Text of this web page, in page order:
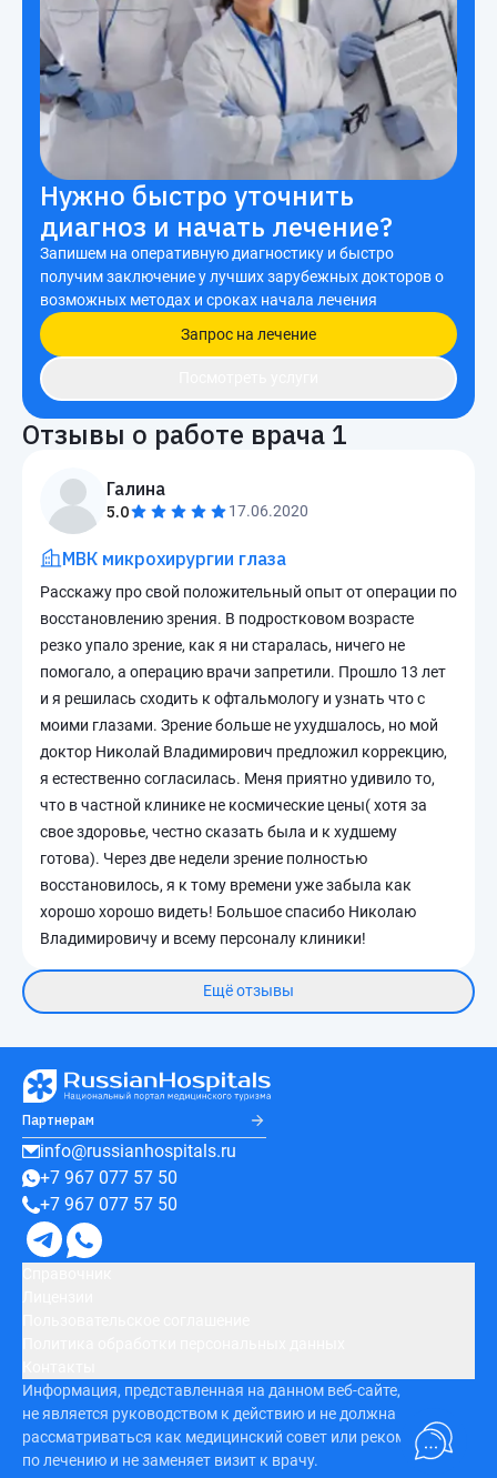
Нужно быстро уточнить
диагноз и начать лечение?
Запишем на оперативную диагностику и быстро
получим заключение у лучших зарубежных докторов о
возможных методах и сроках начала лечения
Запрос на лечение
Отзывы о работе врача 1
Галина
5.0 17.06.2020
МВК микрохирургии глаза
Расскажу про свой положительный опыт от операции по
восстановлению зрения. В подростковом возрасте
резко упало зрение, как я ни старалась, ничего не
помогало, а операцию врачи запретили. Прошло 13 лет
и я решилась сходить к офтальмологу и узнать что с
моими глазами. Зрение больше не ухудшалось, но мой
доктор Николай Владимирович предложил коррекцию,
я естественно согласилась. Меня приятно удивило то,
что в частной клинике не космические цены( хотя за
свое здоровье, честно сказать была и к худшему
готова). Через две недели зрение полностью
восстановилось, я к тому времени уже забыла как
хорошо хорошо видеть! Большое спасибо Николаю
Владимировичу и всему персоналу клиники!
Ещё отзывы
Партнерам
info@russianhospitals.ru
+7 967 077 57 50
+7 967 077 57 50
Информация, представленная на данном веб-сайте,
не является руководством к действию и не должна
рассматриваться как медицинский совет или рекомендация
по лечению и не заменяет визит к врачу.